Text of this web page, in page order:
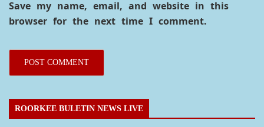
Save my name, email, and website in this
browser for the next time I comment.
ROORKEE BULETIN NEWS LIVE